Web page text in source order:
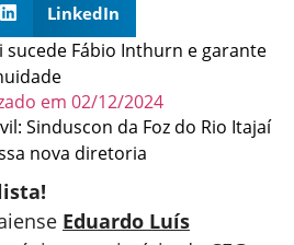
LinkedIn
sucede Fábio Inthurn e garante
em 02/12/2024
Eduardo Luís